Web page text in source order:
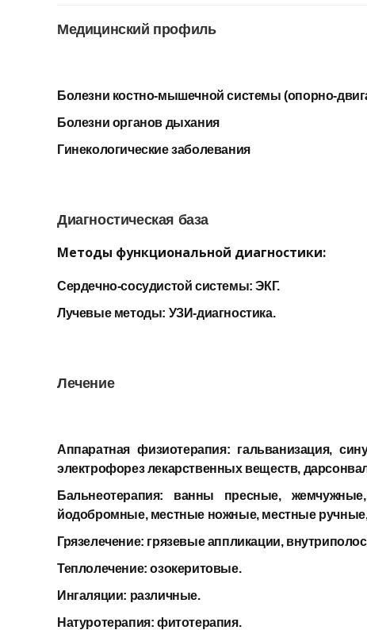
Медицинский профиль
Болезни костно-мышечной системы (опорно-
Болезни органов дыхания
Гинекологические заболевания
Диагностическая база
Методы функциональной диагностики:
Сердечно-сосудистой системы: ЭКГ.
Лучевые методы: УЗИ-диагностика.
Лечение
Аппаратная физиотерапия: гальванизация,
электрофорез лекарственных веществ,
Бальнеотерапия: ванны пресные,
йодобромные, местные ножные, местные
Грязелечение: грязевые аппликации,
Теплолечение:озокеритовые.
Ингаляции: различные.
Натуротерапия: фитотерапия.